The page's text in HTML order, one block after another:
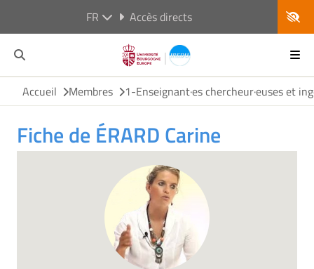
FR Accès directs
Accueil Membres 1-Enseignant·es chercheur·euses et
Fiche de ÉRARD Carine